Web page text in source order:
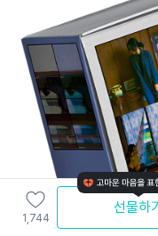
1,744
선물하